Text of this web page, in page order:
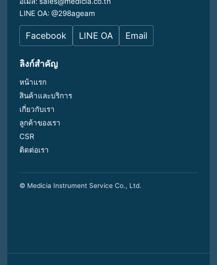
LINE OA: @298ageam
Facebook LINE OA Email
ลิงก์สำคัญ
หน้าแรก
สินค้าและบริการ
เกี่ยวกับเรา
ลูกค้าของเรา
CSR
ติดต่อเรา
© Medicia Instrument Service Co., Ltd.